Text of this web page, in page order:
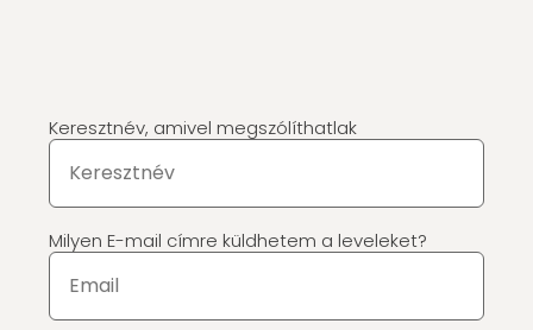
Keresztnév, amivel megszólíthatlak
Milyen E-mail címre küldhetem a leveleket?